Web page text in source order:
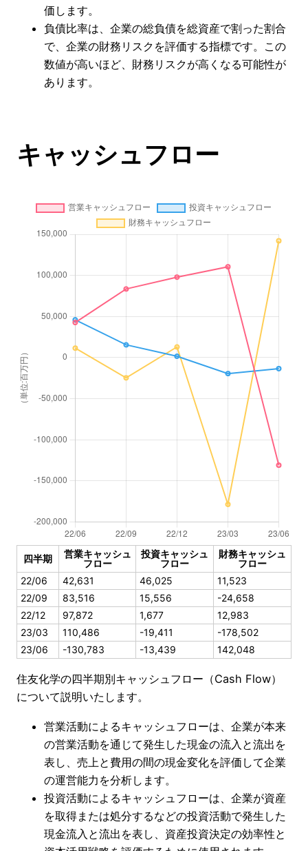
価します。
負債比率は、企業の総負債を総資産で割った割合
で、企業の財務リスクを評価する指標です。この
数値が高いほど、財務リスクが高くなる可能性が
あります。
キャッシュフロー
四半期
営業キャッシュ
フロー
投資キャッシュ
フロー
財務キャッシュ
フロー
22/06
42,631 46,025
11,523
22/09
83,516 15,556
-24,658
22/12
97,872 1,677
12,983
23/03
110,486 -19,411
-178,502
23/06
-130,783 -13,439 142,048
住友化学の四半期別キャッシュフロー（Cash Flow）
について説明いたします。
営業活動によるキャッシュフローは、企業が本来
の営業活動を通じて発生した現金の流入と流出を
表し、売上と費用の間の現金変化を評価して企業
の運営能力を分析します。
投資活動によるキャッシュフローは、企業が資産
を取得または処分するなどの投資活動で発生した
現金流入と流出を表し、資産投資決定の効率性と